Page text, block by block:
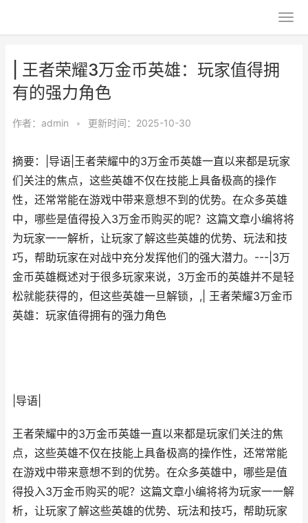
| 王者荣耀3万金币英雄：玩家值得拥
有的强力角色
作者： admin • 更新时间：2025-10-30
摘要：|导语|王者荣耀中的3万金币英雄一直以来都是玩家
们关注的焦点，这些英雄不仅在技能上具备极高的操作
性，还常常能在游戏中带来意想不到的优势。在众多英雄
中，哪些是值得投入3万金币购买的呢？这篇文章小编将将
为玩家一一解析，让玩家了解这些英雄的优势、玩法和技
巧，帮助玩家在对战中充分发挥他们的强大潜力。---|3万
金币英雄概述对于很多玩家来说，3万金币的英雄并不是轻
松就能获得的，但这些英雄一旦解锁，,| 王者荣耀3万金币
英雄：玩家值得拥有的强力角色
|导语|
王者荣耀中的3万金币英雄一直以来都是玩家们关注的焦
点，这些英雄不仅在技能上具备极高的操作性，还常常能
在游戏中带来意想不到的优势。在众多英雄中，哪些是值
得投入3万金币购买的呢？这篇文章小编将将为玩家一一解
析，让玩家了解这些英雄的优势、玩法和技巧，帮助玩家